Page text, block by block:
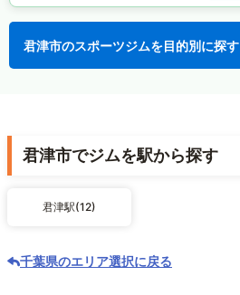
君津市のスポーツジムを目的別に探す
君津市でジムを駅から探す
君津駅(12)
千葉県のエリア選択に戻る